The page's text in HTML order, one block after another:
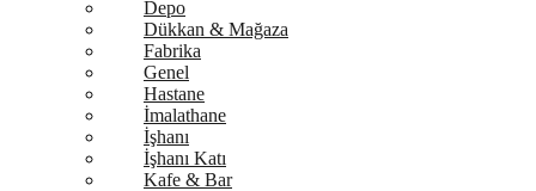
Depo
Dükkan & Mağaza
Fabrika
Genel
Hastane
İmalathane
İşhanı
İşhanı Katı
Kafe & Bar